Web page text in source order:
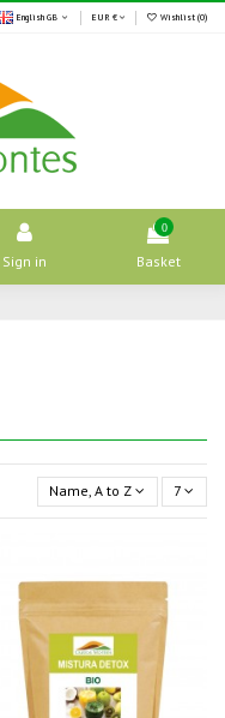
English GB EUR € Wishlist (0)
Sign in
0
Basket
Name, A to Z 7